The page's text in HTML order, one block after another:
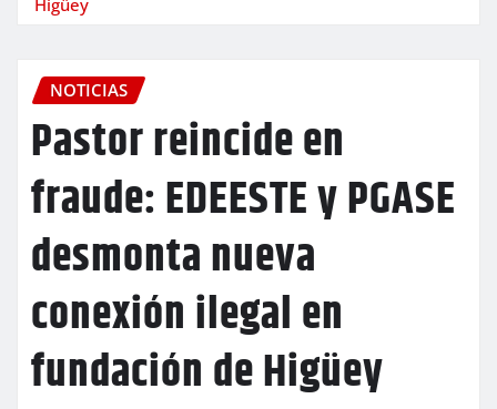
NOTICIAS
Pastor reincide en
fraude: EDEESTE y PGASE
desmonta nueva
conexión ilegal en
fundación de Higüey